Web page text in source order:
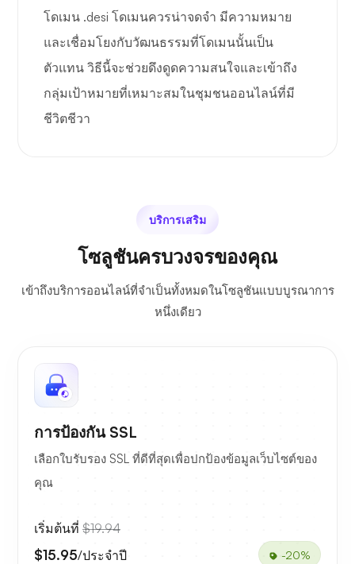
โดเมน .desi โดเมนควรน่าจดจำ มีความหมาย
และเชื่อมโยงกับวัฒนธรรมที่โดเมนนั้นเป็น
ตัวแทน วิธีนี้จะช่วยดึงดูดความสนใจและเข้าถึง
กลุ่มเป้าหมายที่เหมาะสมในชุมชนออนไลน์ที่มี
ชีวิตชีวา
บริการเสริม
โซลูชันครบวงจรของคุณ
เข้าถึงบริการออนไลน์ที่จำเป็นทั้งหมดในโซลูชันแบบบูรณาการ
หนึ่งเดียว
การป้องกัน SSL
เลือกใบรับรอง SSL ที่ดีที่สุดเพื่อปกป้องข้อมูลเว็บไซต์ของ
คุณ
เริ่มต้นที่ $19.94
$15.95/ประจำปี -20%